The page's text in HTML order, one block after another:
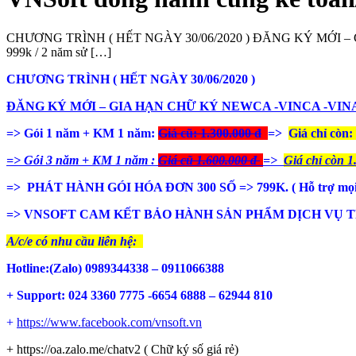
CHƯƠNG TRÌNH ( HẾT NGÀY 30/06/2020 ) ĐĂNG KÝ
999k / 2 năm sử […]
CHƯƠNG TRÌNH ( HẾT NGÀY 30/06/2020 )
ĐĂNG KÝ MỚI – GIA HẠN CHỮ KÝ NEWCA -VINCA -
=> Gói 1 năm + KM 1 năm: Giá cũ: 1.300.000 đ => Giá chỉ còn:
=> Gói 3 năm + KM 1 năm : Giá cũ 1.600.000 đ => Giá chỉ còn
=> PHÁT HÀNH GÓI HÓA ĐƠN 300 SỐ => 799K. ( Hỗ trợ
=> VNSOFT CAM KẾT BẢO HÀNH SẢN PHẨM DỊCH VỤ
A/c/e có nhu cầu liên hệ:
Hotline:(Zalo) 0989344338 – 0911066388
+ Support: 024 3360 7775 -6654 6888 – 62944 810
+ https://www.facebook.com/vnsoft.vn
+ https://oa.zalo.me/chatv2 ( Chữ ký số giá rẻ)